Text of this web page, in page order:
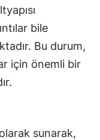
bile
Bu durum,
için önemli bir
sunarak,